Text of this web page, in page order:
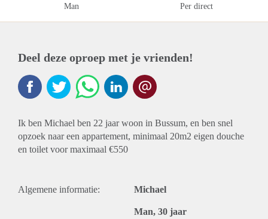
Man Per direct
Deel deze oproep met je vrienden!
Ik ben Michael ben 22 jaar woon in Bussum, en ben snel
opzoek naar een appartement, minimaal 20m2 eigen douche
en toilet voor maximaal €550
Algemene informatie: Michael
Man, 30 jaar